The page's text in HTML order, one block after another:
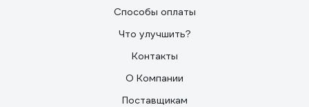
Способы оплаты
Что улучшить?
Контакты
О Компании
Поставщикам